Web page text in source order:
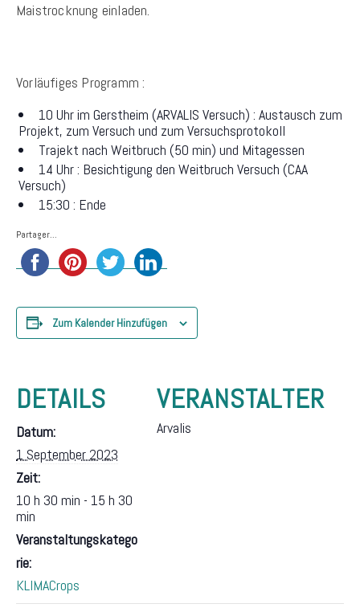
Maistrocknung einladen.
Vorläufiges Programm :
10 Uhr im Gerstheim (ARVALIS Versuch) : Austausch zum
Projekt, zum Versuch und zum Versuchsprotokoll
Trajekt nach Weitbruch (50 min) und Mitagessen
14 Uhr : Besichtigung den Weitbruch Versuch (CAA
Versuch)
15:30 : Ende
Partager...
Zum Kalender Hinzufügen
DETAILS
Datum:
1 September 2023
Zeit:
10 h 30 min - 15 h 30
min
Veranstaltungskatego
rie:
KLIMACrops
VERANSTALTER
Arvalis